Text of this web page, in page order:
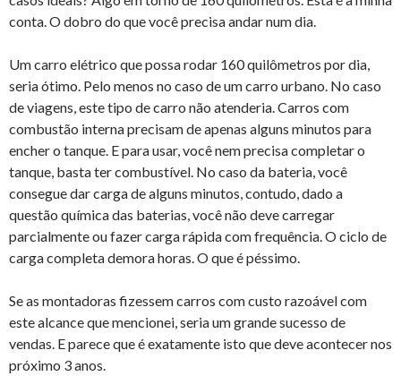
conta. O dobro do que você precisa andar num dia.
Um carro elétrico que possa rodar 160 quilômetros por dia,
seria ótimo. Pelo menos no caso de um carro urbano. No caso
de viagens, este tipo de carro não atenderia. Carros com
combustão interna precisam de apenas alguns minutos para
encher o tanque. E para usar, você nem precisa completar o
tanque, basta ter combustível. No caso da bateria, você
consegue dar carga de alguns minutos, contudo, dado a
questão química das baterias, você não deve carregar
parcialmente ou fazer carga rápida com frequência. O ciclo de
carga completa demora horas. O que é péssimo.
Se as montadoras fizessem carros com custo razoável com
este alcance que mencionei, seria um grande sucesso de
vendas. E parece que é exatamente isto que deve acontecer nos
próximo 3 anos.